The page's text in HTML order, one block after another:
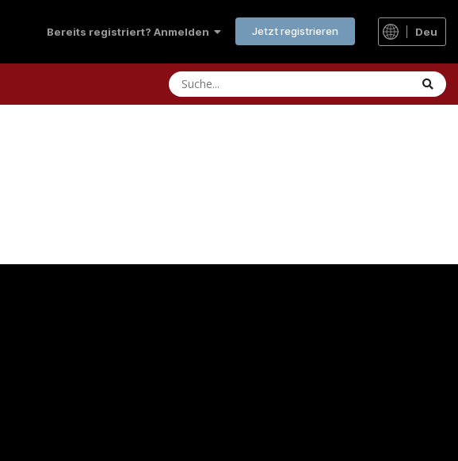
Bereits registriert? Anmelden Jetzt registrieren Deu